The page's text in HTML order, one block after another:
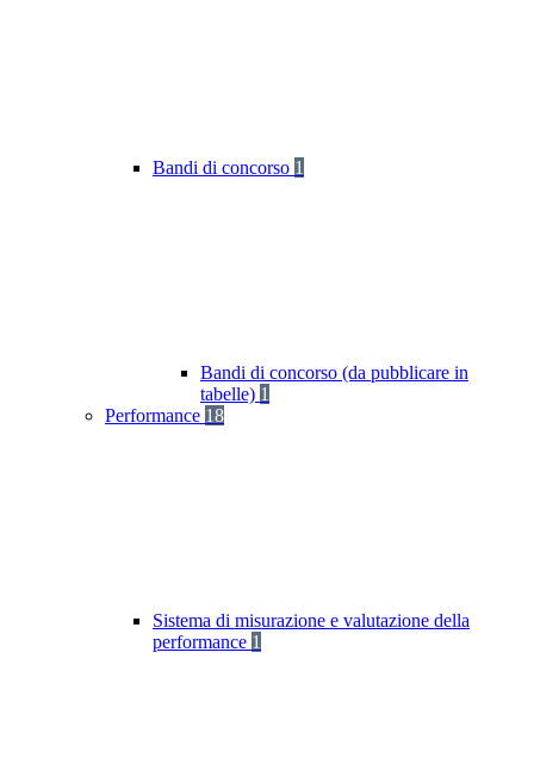
Bandi di concorso 1
Bandi di concorso (da pubblicare in
tabelle) 1
Performance 18
Sistema di misurazione e valutazione della
performance 1